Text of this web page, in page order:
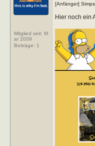
Mitglied seit: M
ar 2009
Beiträge: 1
[Anfänger]
Hier noch ein